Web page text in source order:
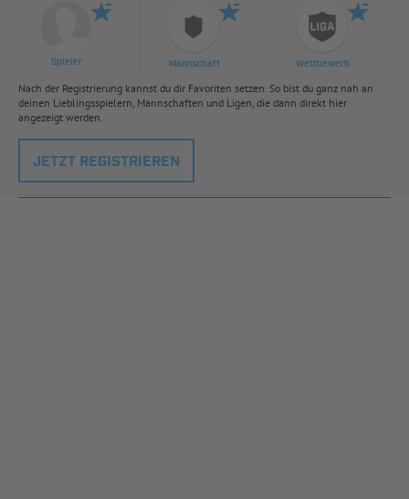
Spieler Mannschaft Wettbewerb
Nach der Registrierung kannst du dir Favoriten setzen. So bist du ganz nah an
deinen Lieblingsspielern, Mannschaften und Ligen, die dann direkt hier
angezeigt werden.
JETZT REGISTRIEREN